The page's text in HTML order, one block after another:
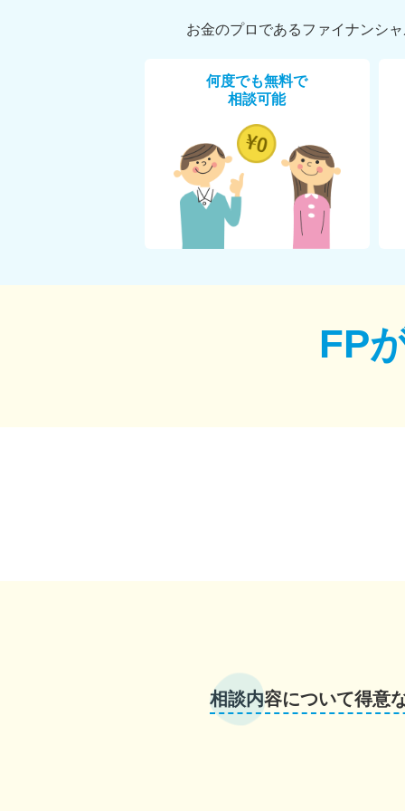
お金のプロであるファイナンシ
何度でも無料で
相談可能
FP
相談内容について得意